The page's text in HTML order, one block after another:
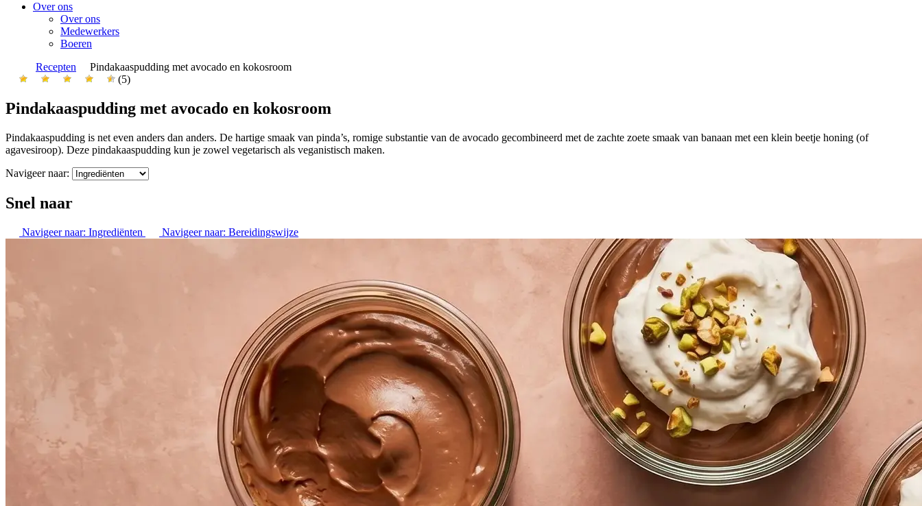
Over ons
Over ons
Medewerkers
Boeren
Recepten
Pindakaaspudding met avocado en kokosroom
(5)
Pindakaaspudding met avocado en kokosroom
Pindakaaspudding is net even anders dan anders. De hartige smaak van pinda’s, romige substantie van de avocado gecombineerd met de zachte zoete smaak van banaan met een klein beetje honing (of
agavesiroop). Deze pindakaaspudding kun je zowel vegetarisch als veganistisch maken.
Navigeer naar:
Snel naar
Navigeer naar: Ingrediënten Navigeer naar: Bereidingswijze